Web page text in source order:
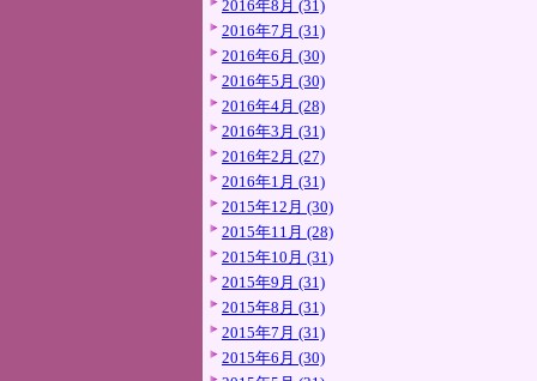
2016年8月 (31)
2016年7月 (31)
2016年6月 (30)
2016年5月 (30)
2016年4月 (28)
2016年3月 (31)
2016年2月 (27)
2016年1月 (31)
2015年12月 (30)
2015年11月 (28)
2015年10月 (31)
2015年9月 (31)
2015年8月 (31)
2015年7月 (31)
2015年6月 (30)